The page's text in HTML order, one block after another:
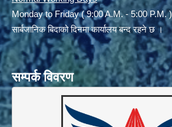
Monday to Friday ( 9:00 A.M. - 5:00 P.M. )
सार्बजानिक बिदाको दिनमा कार्यालय बन्द रहने छ ।
सम्पर्क विवरण